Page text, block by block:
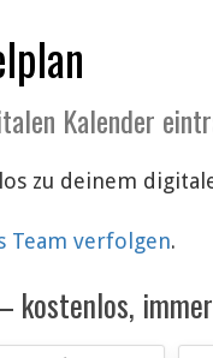
Kalender
zu deinem
Team verfolgen.
kostenlos,